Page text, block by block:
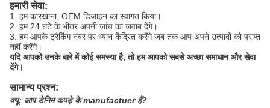
हमारी सेवा:
1. हम कारख़ाना, OEM डिजाइन का स्वागत किया।
2. हम 24 घंटे के भीतर अपनी जांच का जवाब देंगे।
3. हम आपके ट्रैकिंग नंबर पर ध्यान केंद्रित करेंगे जब तक आप अपने उत्पादों को प्राप्त
नहीं करेंगे।
यदि आपको उनके बारे में कोई समस्या है, तो हम आपको सबसे अच्छा समाधान और सेवा
देंगे।
सामान्य प्रश्न:
क्यू: आप डेनिम कपड़े के manufactuer हैं?